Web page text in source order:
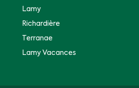
Lamy
Richardière
Terranae
Lamy Vacances